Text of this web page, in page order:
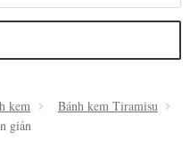
kem
Bánh kem Tiramisu
giản